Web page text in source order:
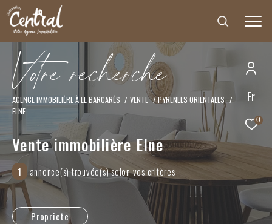
Fr
0
Votrerecherche
AGENCE IMMOBILIÈRE À LE BARCARÈS VENTE
PYRENEES ORIENTALES
ELNE
Vente immobilière Elne
1 annonce(s) trouvée(s) selon vos critères
Propriete
Effectuer une recherche
et trouver le bien qui correspond à vos critères
Type
d'offre
Type
de
bien
Type de bien